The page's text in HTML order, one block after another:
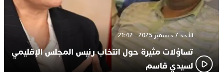
الأحد 7 ديسمبر 2025 - 21:42
تساؤلات مثيرة حول انتخاب رئيس المجلس الإقليمي
لسيدي قاسم